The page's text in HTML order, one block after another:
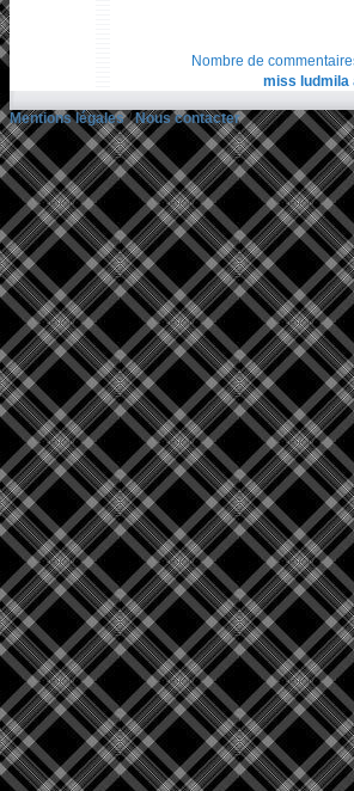
Nombre de
miss ludmila
Mentions légales/Nous contacter